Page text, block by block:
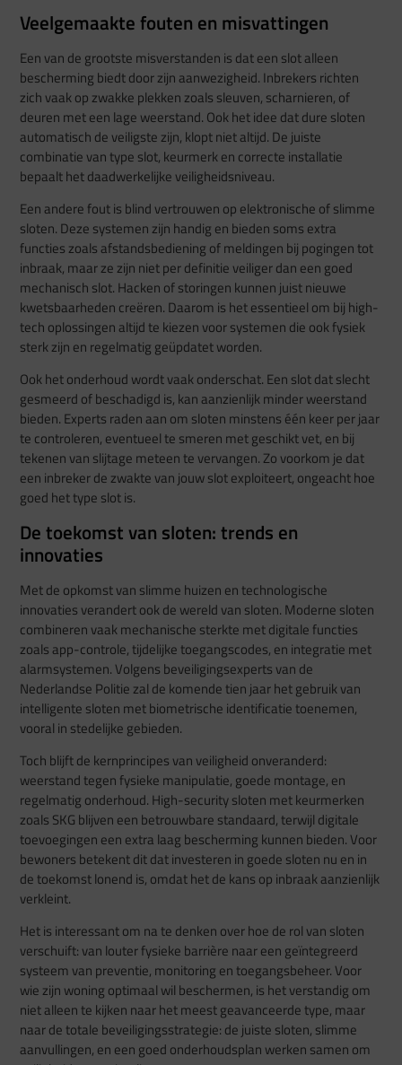
Veelgemaakte fouten en misvattingen
Een van de grootste misverstanden is dat een slot alleen
bescherming biedt door zijn aanwezigheid. Inbrekers richten
zich vaak op zwakke plekken zoals sleuven, scharnieren, of
deuren met een lage weerstand. Ook het idee dat dure sloten
automatisch de veiligste zijn, klopt niet altijd. De juiste
combinatie van type slot, keurmerk en correcte installatie
bepaalt het daadwerkelijke veiligheidsniveau.
Een andere fout is blind vertrouwen op elektronische of slimme
sloten. Deze systemen zijn handig en bieden soms extra
functies zoals afstandsbediening of meldingen bij pogingen tot
inbraak, maar ze zijn niet per definitie veiliger dan een goed
mechanisch slot. Hacken of storingen kunnen juist nieuwe
kwetsbaarheden creëren. Daarom is het essentieel om bij high-
tech oplossingen altijd te kiezen voor systemen die ook fysiek
sterk zijn en regelmatig geüpdatet worden.
Ook het onderhoud wordt vaak onderschat. Een slot dat slecht
gesmeerd of beschadigd is, kan aanzienlijk minder weerstand
bieden. Experts raden aan om sloten minstens één keer per jaar
te controleren, eventueel te smeren met geschikt vet, en bij
tekenen van slijtage meteen te vervangen. Zo voorkom je dat
een inbreker de zwakte van jouw slot exploiteert, ongeacht hoe
goed het type slot is.
De toekomst van sloten: trends en
innovaties
Met de opkomst van slimme huizen en technologische
innovaties verandert ook de wereld van sloten. Moderne sloten
combineren vaak mechanische sterkte met digitale functies
zoals app-controle, tijdelijke toegangscodes, en integratie met
alarmsystemen. Volgens beveiligingsexperts van de
Nederlandse Politie zal de komende tien jaar het gebruik van
intelligente sloten met biometrische identificatie toenemen,
vooral in stedelijke gebieden.
Toch blijft de kernprincipes van veiligheid onveranderd:
weerstand tegen fysieke manipulatie, goede montage, en
regelmatig onderhoud. High-security sloten met keurmerken
zoals SKG blijven een betrouwbare standaard, terwijl digitale
toevoegingen een extra laag bescherming kunnen bieden. Voor
bewoners betekent dit dat investeren in goede sloten nu en in
de toekomst lonend is, omdat het de kans op inbraak aanzienlijk
verkleint.
Het is interessant om na te denken over hoe de rol van sloten
verschuift: van louter fysieke barrière naar een geïntegreerd
systeem van preventie, monitoring en toegangsbeheer. Voor
wie zijn woning optimaal wil beschermen, is het verstandig om
niet alleen te kijken naar het meest geavanceerde type, maar
naar de totale beveiligingsstrategie: de juiste sloten, slimme
aanvullingen, en een goed onderhoudsplan werken samen om